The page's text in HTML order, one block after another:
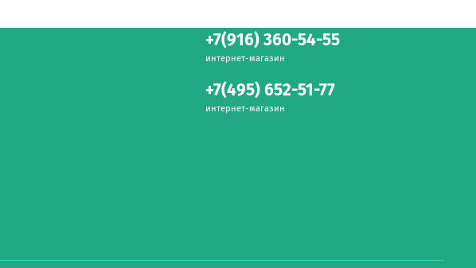
+7(916) 360-54-55
интернет-магазин
+7(495) 652-51-77
интернет-магазин